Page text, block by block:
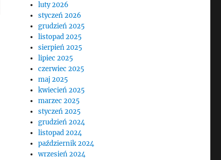
luty 2026
styczeń 2026
grudzień 2025
listopad 2025
sierpień 2025
lipiec 2025
czerwiec 2025
maj 2025
kwiecień 2025
marzec 2025
styczeń 2025
grudzień 2024
listopad 2024
październik 2024
wrzesień 2024